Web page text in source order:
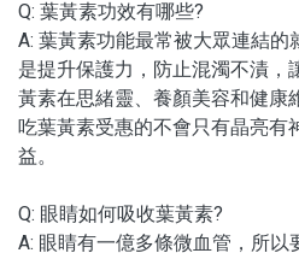
Q: 葉黃素功效有哪些?
A: 葉黃素功能最常被大眾連結
是提升保護力，防止混濁不漬，
黃素在思緒靈、養顏美容和健康
吃葉黃素受惠的不會只有晶亮有
益。
Q: 眼睛如何吸收葉黃素?
A: 眼睛有一億多條微血管，所